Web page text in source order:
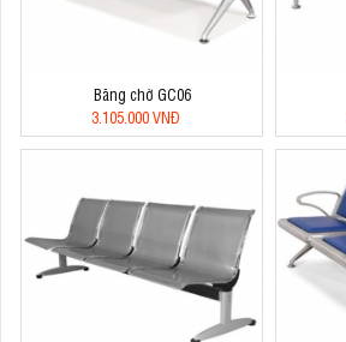
Băng chờ GC06
3.105.000 VNĐ